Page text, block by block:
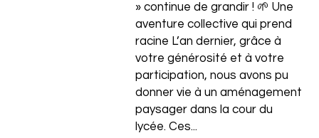
» continue de grandir ! 🌱 Une
aventure collective qui prend
racine L’an dernier, grâce à
votre générosité et à votre
participation, nous avons pu
donner vie à un aménagement
paysager dans la cour du
lycée. Ces...